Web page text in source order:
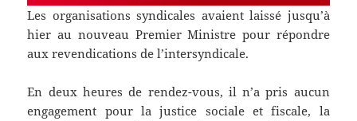
Les organisations syndicales avaient laissé jusqu’à
hier au nouveau Premier Ministre pour répondre
aux revendications de l’intersyndicale.
En deux heures de rendez-vous, il n’a pris aucun
engagement pour la justice sociale et fiscale, la